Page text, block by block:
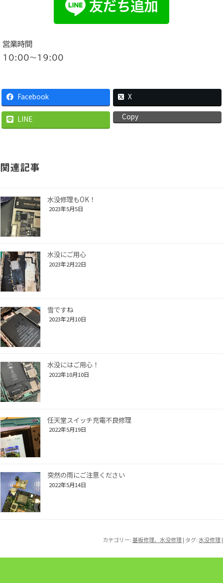
営業時間
10:00〜19:00
Facebook X
LINE Copy
関連記事
水没修理もOK！
2023年5月5日
水没にご用心
2023年2月22日
雪ですね
2023年2月10日
水没にはご用心！
2022年10月10日
任天堂スイッチ充電不良修理
2022年5月19日
突然の雨にご注意ください
2022年5月14日
カテゴリー:基板修理、水没修理| タグ:水没修理|